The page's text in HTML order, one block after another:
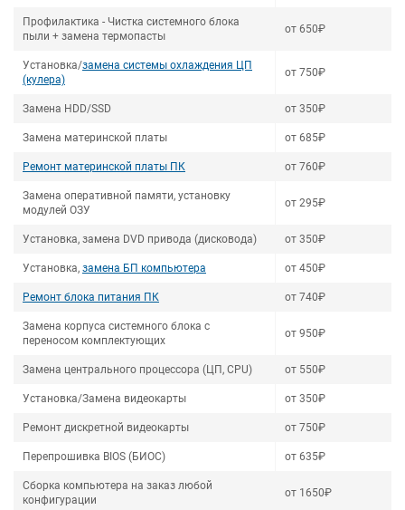
Профилактика - Чистка системного блока
пыли + замена термопасты
от 650₽
Установка/замена системы охлаждения ЦП
(кулера)
от 750₽
Замена HDD/SSD от 350₽
Замена материнской платы от 685₽
Ремонт материнской платы ПК от 760₽
Замена оперативной памяти, установку
модулей ОЗУ
от 295₽
Установка, замена DVD привода (дисковода) от 350₽
Установка, замена БП компьютера от 450₽
Ремонт блока питания ПК от 740₽
Замена корпуса системного блока с
переносом комплектующих
от 950₽
Замена центрального процессора (ЦП, CPU) от 550₽
Установка/Замена видеокарты от 350₽
Ремонт дискретной видеокарты от 750₽
Перепрошивка BIOS (БИОС) от 635₽
Сборка компьютера на заказ любой
конфигурации
от 1650₽